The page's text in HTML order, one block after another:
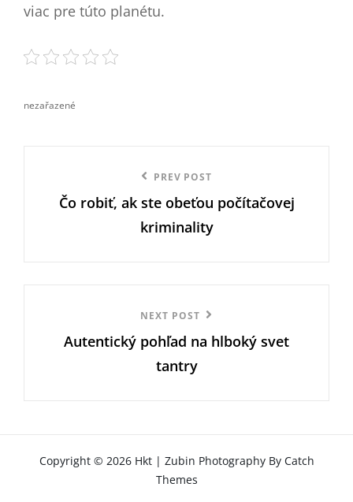
viac pre túto planétu.
categories
nezařazené
proPost
PREV POST
Čo robiť, ak ste obeťou počítačovej
kriminality
Post
NEXT POST
Autentický pohľad na hlboký svet
tantry
Copyright © 2026 Hkt | Zubin Photography By Catch
Themes